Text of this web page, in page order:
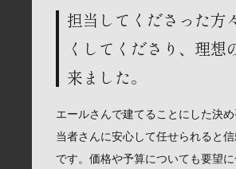
担当してくださった方
くしてくださり、理想
来ました。
エールさんで建てることにした決
当者さんに安心して任せられると
です。価格や予算についても要望